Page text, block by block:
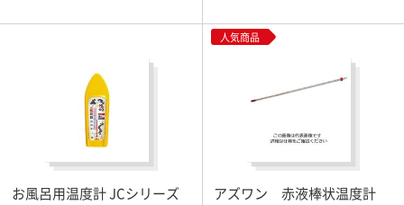
お風呂用温度計 JCシリーズ
人気商品
アズワン 赤液棒状温度計